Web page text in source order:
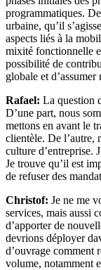
programmatiques.
urbaine, qu’il
aspects liés à la
mixité fonctionnelle
possibilité de
globale et
Rafael: La question
D’une part, nous
mettons en avant le
clientèle. De l’autre,
culture d’entreprise.
Je trouve qu’il est
de refuser des
Christof: Je ne me
services, mais aussi
d’apporter de
devrions déployer
d’ouvrage comment
volume, notamment